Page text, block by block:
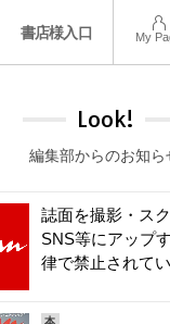
書店様入口 My
Look!
編集部からのお知ら
誌面を撮影・ス
SNS等にアップ
律で禁止されてい
本